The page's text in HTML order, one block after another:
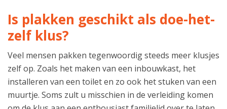
Is plakken geschikt als doe-het-
zelf klus?
Veel mensen pakken tegenwoordig steeds meer klusjes
zelf op. Zoals het maken van een inbouwkast, het
installeren van een toilet en zo ook het stuken van een
muurtje. Soms zult u misschien in de verleiding komen